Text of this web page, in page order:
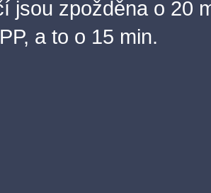
jsou zpožděna o 20
a to o 15 min.